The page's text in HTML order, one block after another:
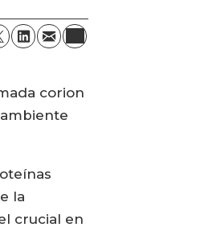
corion
la
crucial en